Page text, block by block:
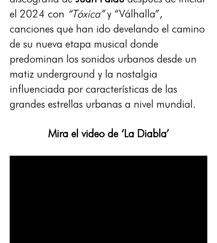
el 2024 con “Tóxica”y “Válhalla”,
canciones que han ido develando el camino
de su nueva etapa musical donde
predominan los sonidos urbanos desde un
matiz underground y la nostalgia
influenciada por características de las
grandes estrellas urbanas a nivel mundial.
Mira el video de ‘La Diabla’